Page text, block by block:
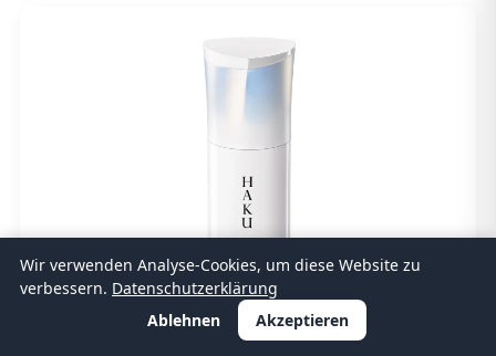
Wir verwenden Analyse-Cookies, um diese Website zu
verbessern. Datenschutzerklärung
Ablehnen
Akzeptieren